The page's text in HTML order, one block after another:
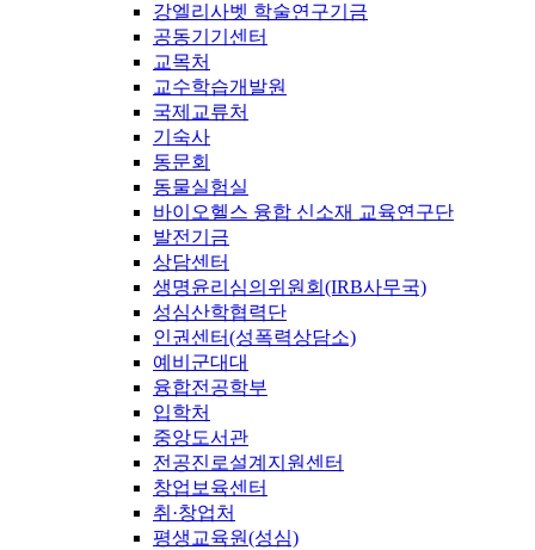
강엘리사벳 학술연구기금
공동기기센터
교목처
교수학습개발원
국제교류처
기숙사
동문회
동물실험실
바이오헬스 융합 신소재 교육연구단
발전기금
상담센터
생명윤리심의위원회(IRB사무국)
성심산학협력단
인권센터(성폭력상담소)
예비군대대
융합전공학부
입학처
중앙도서관
전공진로설계지원센터
창업보육센터
취·창업처
평생교육원(성심)